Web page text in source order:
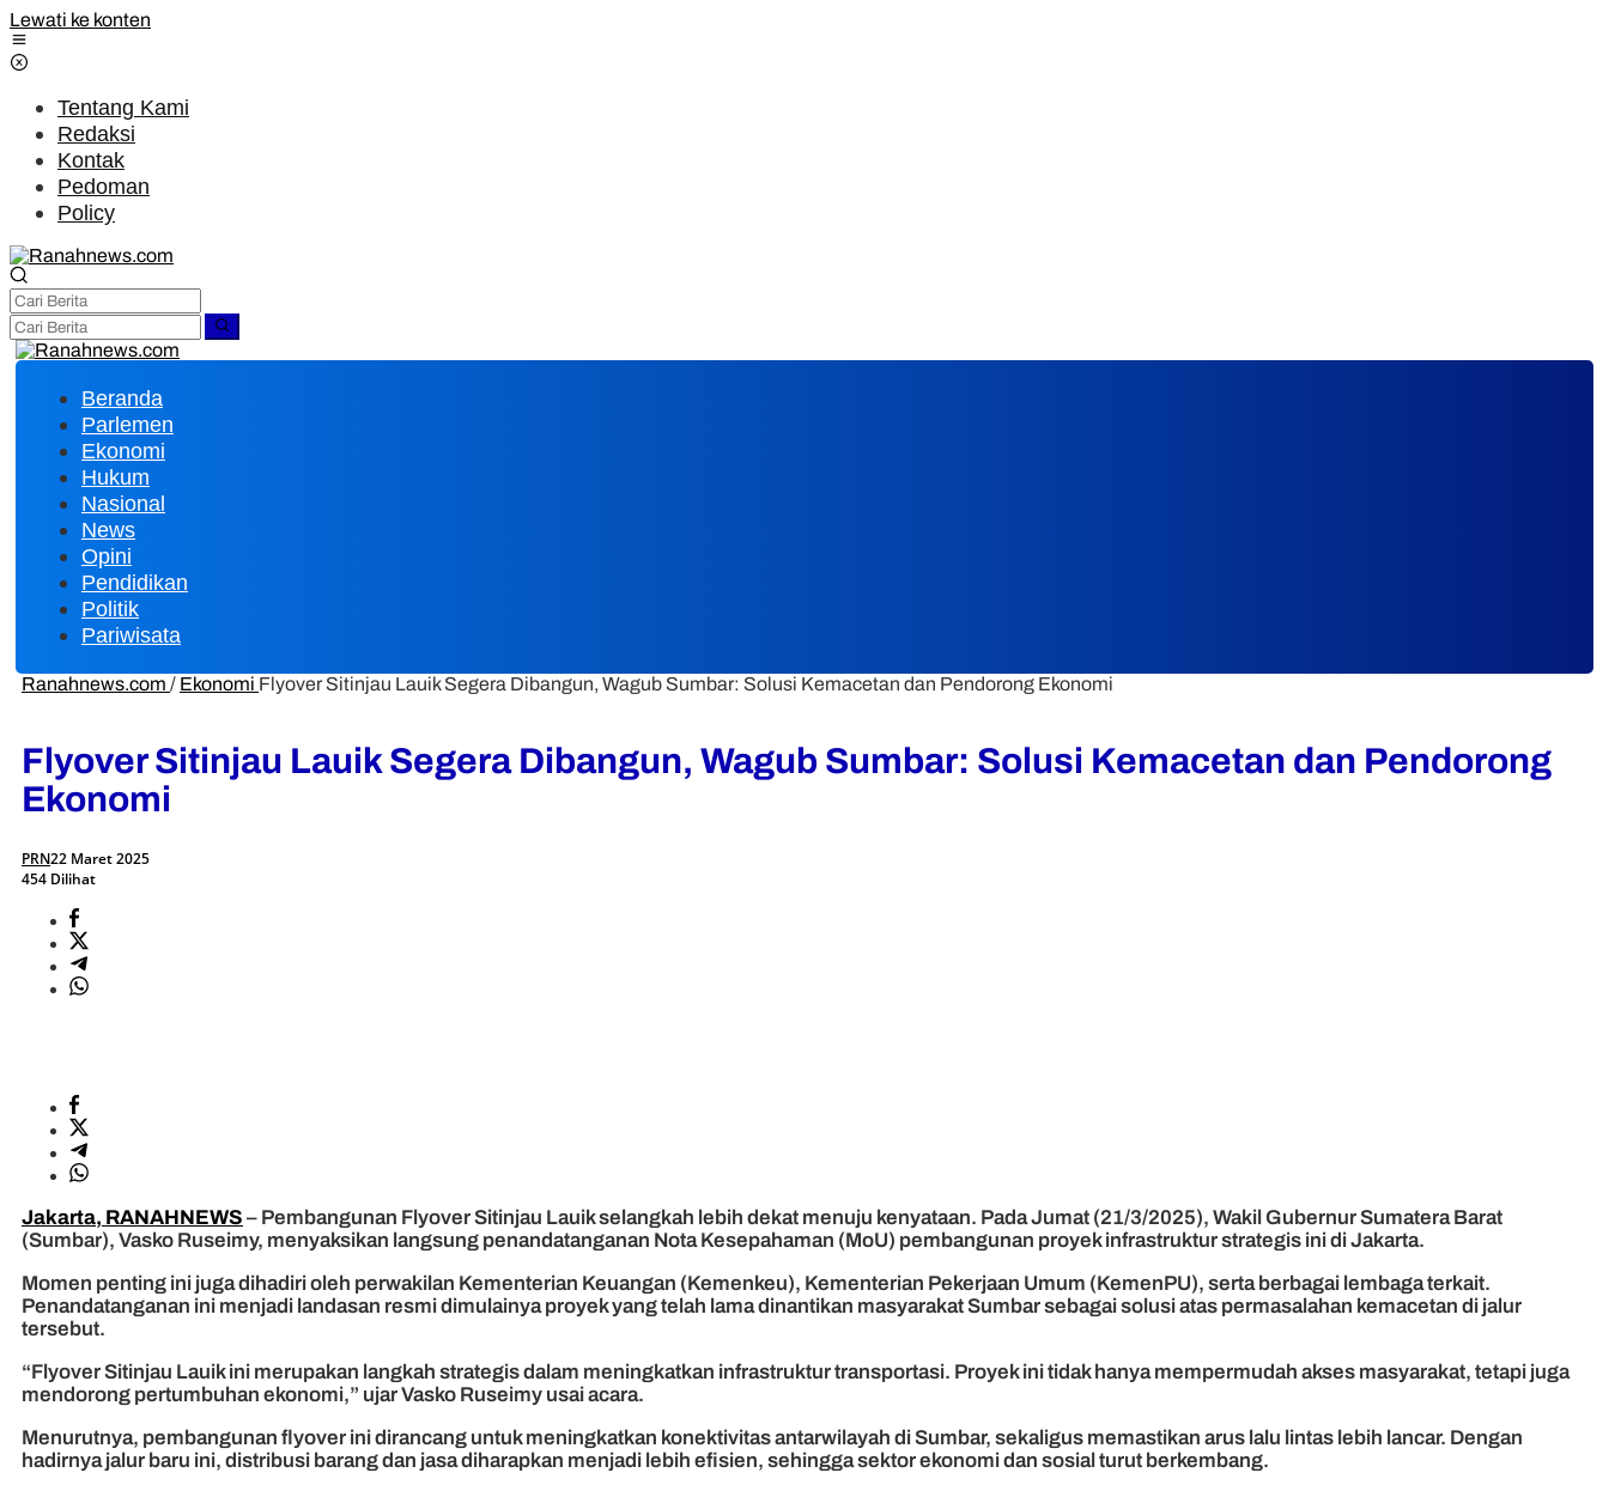
Lewati ke konten
Tentang Kami
Redaksi
Kontak
Pedoman
Policy
Beranda
Parlemen
Ekonomi
Hukum
Nasional
News
Opini
Pendidikan
Politik
Pariwisata
Ranahnews.com / Ekonomi Flyover Sitinjau Lauik Segera Dibangun, Wagub Sumbar: Solusi Kemacetan dan Pendorong Ekonomi
Flyover Sitinjau Lauik Segera Dibangun, Wagub Sumbar: Solusi Kemacetan dan Pendorong
Ekonomi
PRN22 Maret 2025
454 Dilihat
Jakarta, RANAHNEWS – Pembangunan Flyover Sitinjau Lauik selangkah lebih dekat menuju kenyataan. Pada Jumat (21/3/2025), Wakil Gubernur Sumatera Barat
(Sumbar), Vasko Ruseimy, menyaksikan langsung penandatanganan Nota Kesepahaman (MoU) pembangunan proyek infrastruktur strategis ini di Jakarta.
Momen penting ini juga dihadiri oleh perwakilan Kementerian Keuangan (Kemenkeu), Kementerian Pekerjaan Umum (KemenPU), serta berbagai lembaga terkait.
Penandatanganan ini menjadi landasan resmi dimulainya proyek yang telah lama dinantikan masyarakat Sumbar sebagai solusi atas permasalahan kemacetan di jalur
tersebut.
“Flyover Sitinjau Lauik ini merupakan langkah strategis dalam meningkatkan infrastruktur transportasi. Proyek ini tidak hanya mempermudah akses masyarakat, tetapi juga
mendorong pertumbuhan ekonomi,” ujar Vasko Ruseimy usai acara.
Menurutnya, pembangunan flyover ini dirancang untuk meningkatkan konektivitas antarwilayah di Sumbar, sekaligus memastikan arus lalu lintas lebih lancar. Dengan
hadirnya jalur baru ini, distribusi barang dan jasa diharapkan menjadi lebih efisien, sehingga sektor ekonomi dan sosial turut berkembang.